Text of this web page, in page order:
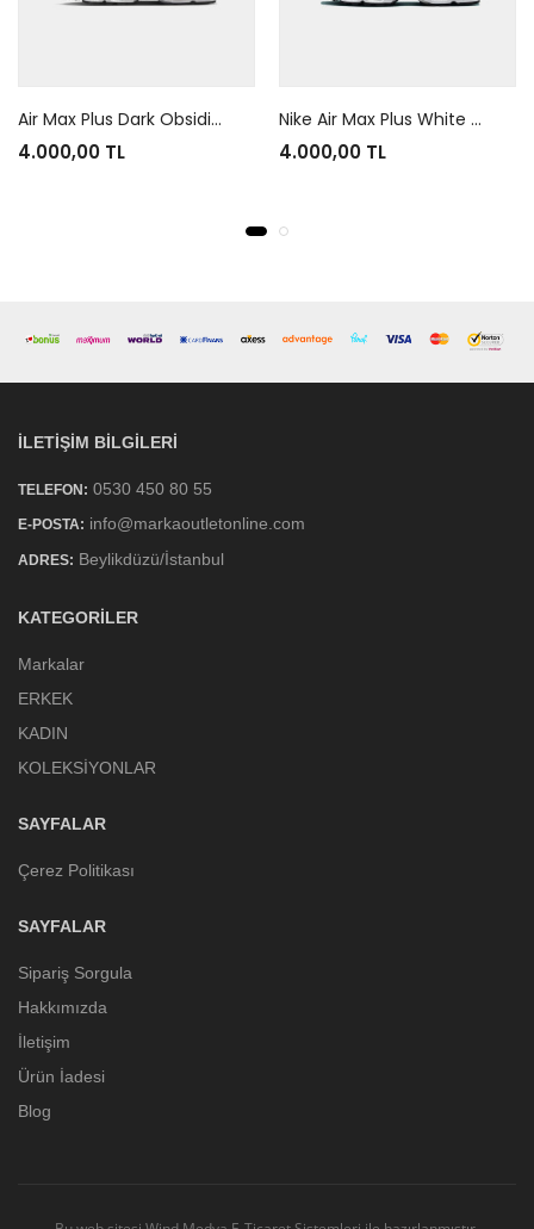
Air Max Plus Dark Obsidian
4.000,00 TL
Nike Air Max Plus White Mica Green
4.000,00 TL
İLETIŞIM BILGILERI
TELEFON: 0530 450 80 55
E-POSTA: info@markaoutletonline.com
ADRES: Beylikdüzü/İstanbul
KATEGORILER
Markalar
ERKEK
KADIN
KOLEKSİYONLAR
SAYFALAR
Çerez Politikası
SAYFALAR
Sipariş Sorgula
Hakkımızda
İletişim
Ürün İadesi
Blog